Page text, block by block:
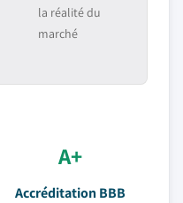
la réalité du
marché
A+
Accréditation BBB